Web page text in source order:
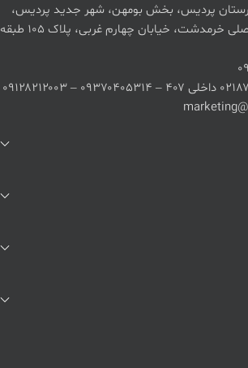
پردیس، بخش بومهن، شهر جدید پردیس،
خرمدشت، بلوار اصلی خرمدشت، خیابان چهارم غربی، پلاک ۱۰۵ طبقه